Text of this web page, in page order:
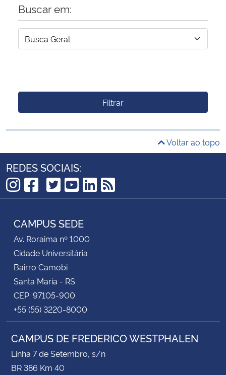
Buscar em:
Filtrar
Voltar ao topo
REDES SOCIAIS:
Instagram
Facebook
TikTok
Twitter
YouTube
LinkedIn
RSS
CAMPUS SEDE
Av. Roraima nº 1000
Cidade Universitária
Bairro Camobi
Santa Maria - RS
CEP: 97105-900
+55 (55) 3220-8000
CAMPUS DE FREDERICO WESTPHALEN
Linha 7 de Setembro, s/n
BR 386 Km 40